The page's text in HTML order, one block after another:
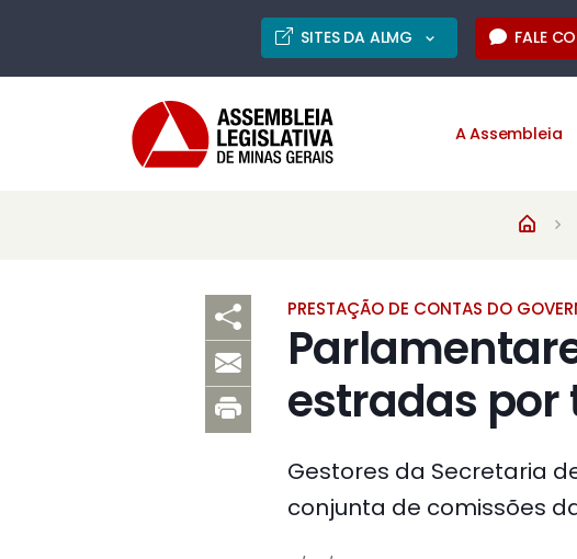
SITES DA ALMG FALE
A Assembleia
PRESTAÇÃO DE CONTAS DO
estradas por
Gestores da Secretaria
conjunta de comissões